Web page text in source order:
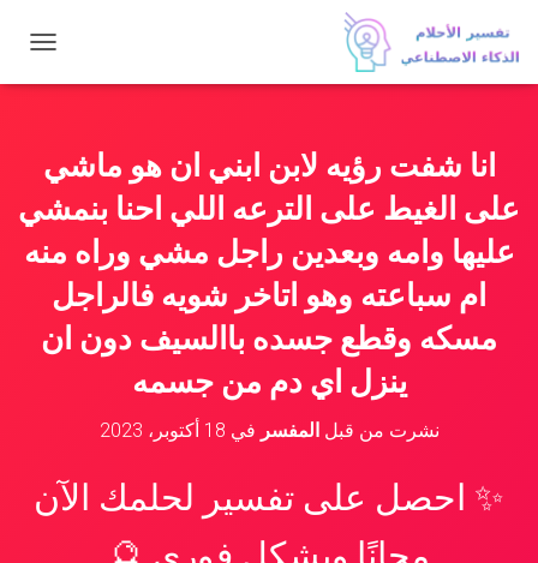
ب
ت
ن
ق
انا شفت رؤيه لابن ابني ان هو ماشي
على الغيط على الترعه اللي احنا بنمشي
عليها وامه وبعدين راجل مشي وراه منه
ام سباعته وهو اتاخر شويه فالراجل
مسكه وقطع جسده باالسيف دون ان
ينزل اي دم من جسمه
نشرت من قبلالمفسر في 18 أكتوبر، 2023
✨ احصل على تفسير لحلمك الآن